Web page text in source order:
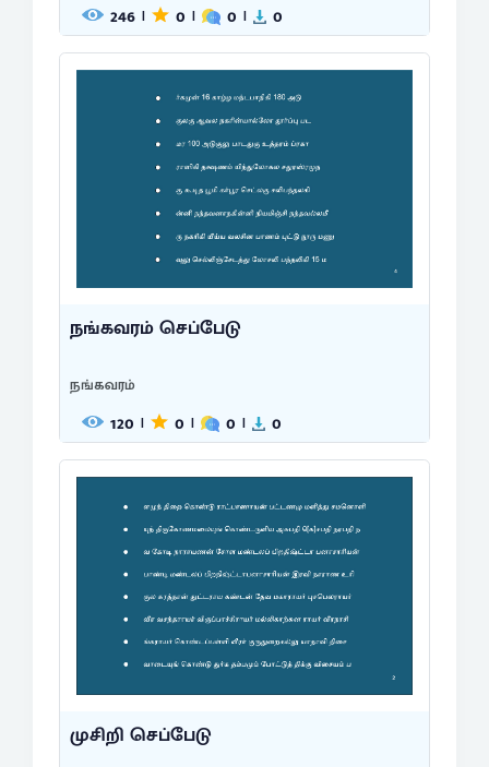
246 | 0 | 0 | 0
நங்கவரம் செப்பேடு
நங்கவரம்
120 | 0 | 0 | 0
முசிறி செப்பேடு